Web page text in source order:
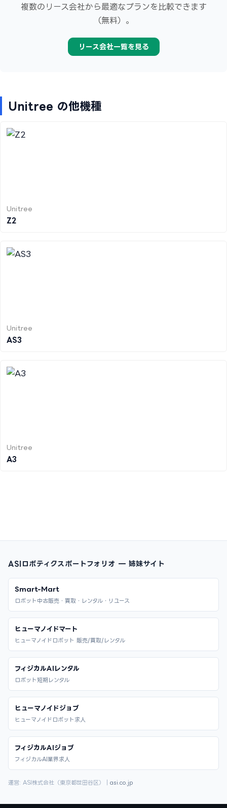
複数のリース会社から最適なプランを比較できます
（無料）。
リース会社一覧を見る
Unitree の他機種
Unitree
Z2
Unitree
AS3
Unitree
A3
ASIロボティクスポートフォリオ — 姉妹サイト
Smart-Mart
ロボット中古販売・買取・レンタル・リユース
ヒューマノイドマート
ヒューマノイドロボット 販売/買取/レンタル
フィジカルAIレンタル
ロボット短期レンタル
ヒューマノイドジョブ
ヒューマノイドロボット求人
フィジカルAIジョブ
フィジカルAI業界求人
運営: ASI株式会社（東京都世田谷区）｜ asi.co.jp